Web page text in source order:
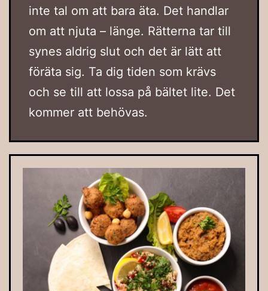
inte tal om att bara äta. Det handlar
om att njuta – länge. Rätterna tar till
synes aldrig slut och det är lätt att
föräta sig. Ta dig tiden som krävs
och se till att lossa på bältet lite. Det
kommer att behövas.